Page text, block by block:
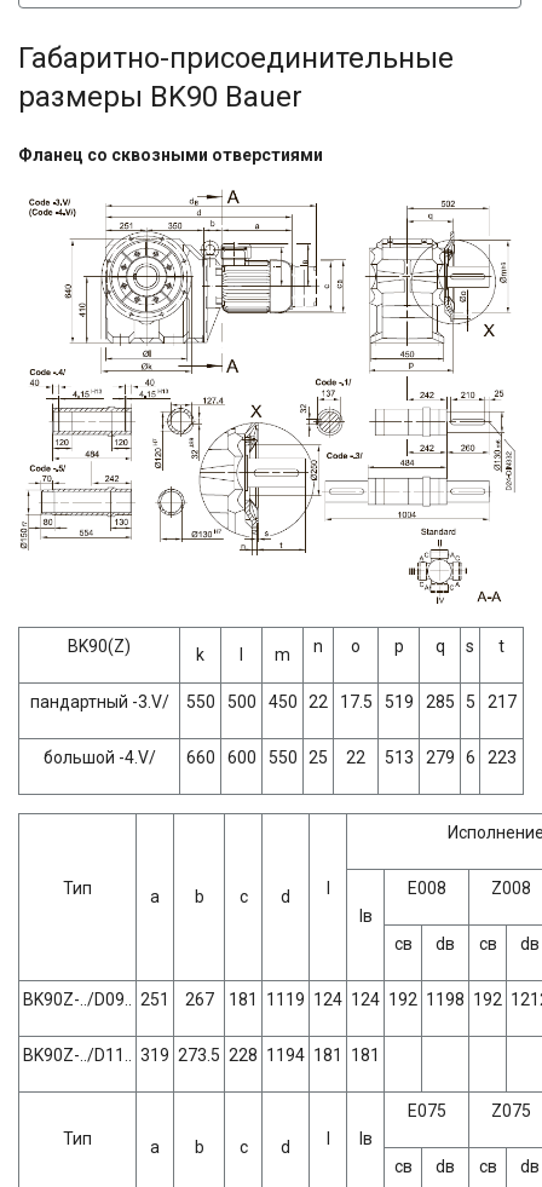
Габаритно-присоединительные
размеры BK90 Bauer
Фланец со сквозными отверстиями
BK90(Z) k m n о р q s t
пандартный -3.V/ 550 500 450 22 17.5 519 285 5 217
большой -4.V/ 660 600 550 25 22 513 279 6 223
Тип a b c d
lв
Е008 Z008
св dв св dв
BK90Z-../D09.. 251 267 181 1119 124 124 192 1198 192
BK90Z-../D11.. 319 273.5 228 1194 181 181
Тип a b c d lв
Е075 Z075
св dв св dв